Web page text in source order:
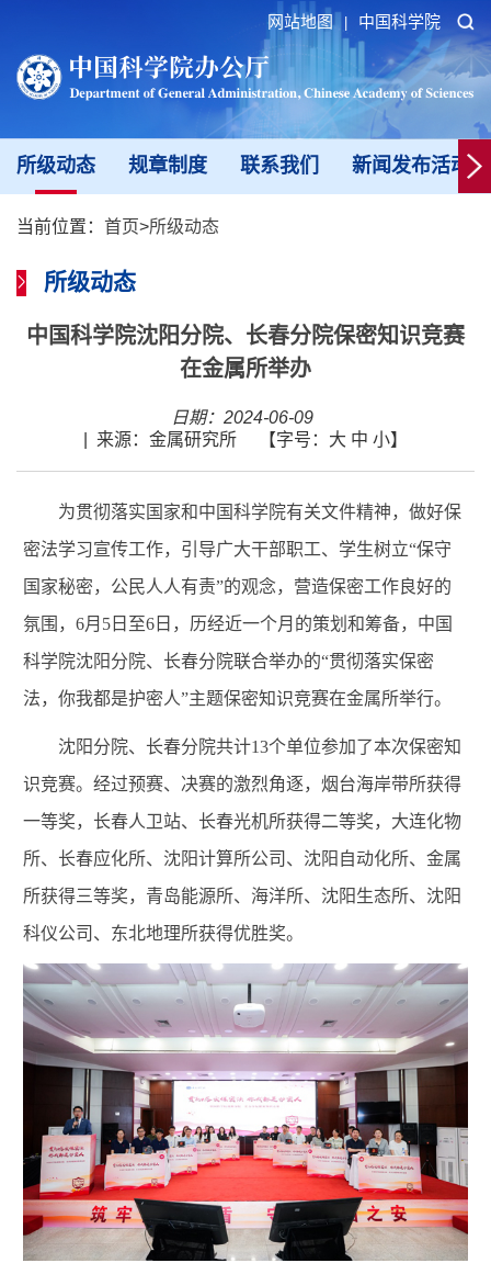
网站地图 中国科学院
所级动态 规章制度 联系我们 新闻发布活动
当前位置： 首页>所级动态
所级动态
中国科学院沈阳分院、长春分院保密知识竞赛
在金属所举办
日期：2024-06-09
来源：金属研究所 【字号： 大 中 小】
为贯彻落实国家和中国科学院有关文件精神，做好保
密法学习宣传工作，引导广大干部职工、学生树立“保守
国家秘密，公民人人有责”的观念，营造保密工作良好的
氛围，6月5日至6日，历经近一个月的策划和筹备，中国
科学院沈阳分院、长春分院联合举办的“贯彻落实保密
法，你我都是护密人”主题保密知识竞赛在金属所举行。
沈阳分院、长春分院共计13个单位参加了本次保密知
识竞赛。经过预赛、决赛的激烈角逐，烟台海岸带所获得
一等奖，长春人卫站、长春光机所获得二等奖，大连化物
所、长春应化所、沈阳计算所公司、沈阳自动化所、金属
所获得三等奖，青岛能源所、海洋所、沈阳生态所、沈阳
科仪公司、东北地理所获得优胜奖。